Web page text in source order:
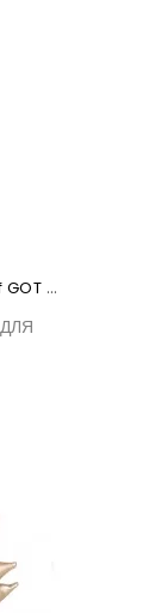
Рюкзак MADPAX SPIKETUS REX Half GOT YOU BLACK